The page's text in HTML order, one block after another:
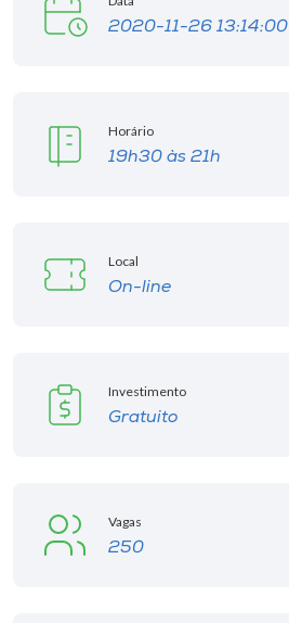
2020-11-26 13:14:00
Horário
19h30 às 21h
Local
On-line
Investimento
Gratuito
Vagas
250